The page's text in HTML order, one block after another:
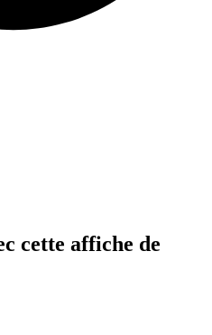
cette affiche de